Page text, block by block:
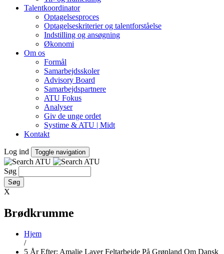
Talentkoordinator
Optagelsesproces
Optagelseskriterier og talentforståelse
Indstilling og ansøgning
Økonomi
Om os
Formål
Samarbejdsskoler
Advisory Board
Samarbejdspartnere
ATU Fokus
Analyser
Giv de unge ordet
Systime & ATU | Midt
Kontakt
Log ind Toggle navigation
Søg
X
Brødkrumme
Hjem
/
5 År Efter: Amalie Laver Feltarbejde På Grønland Om Dansk